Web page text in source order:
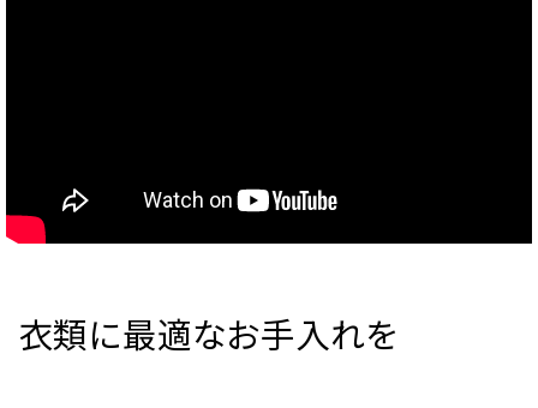
衣類に最適なお手入れを